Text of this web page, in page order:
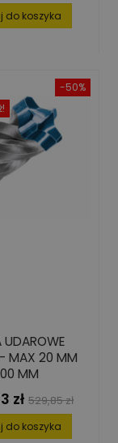
do koszyka
-50%
UDAROWE
MAX 20 MM
MM
zł Cena
podstawowa
529,85 zł
do koszyka